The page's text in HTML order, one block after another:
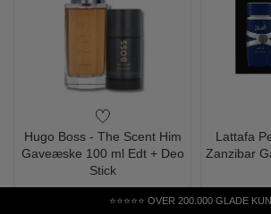
⭐⭐⭐⭐⭐ OVER 200.000 GLADE
Hugo Boss - The Scent Him
Gaveæske 100 ml Edt + Deo
Stick
549,00
Lattafa
Zanzibar